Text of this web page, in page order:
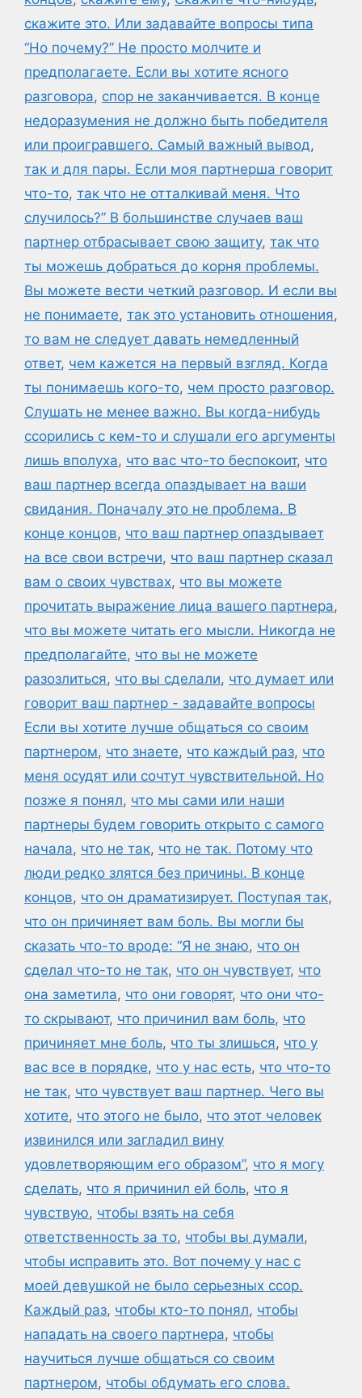
скажите это. Или задавайте вопросы типа
“Но почему?” Не просто молчите и
предполагаете. Если вы хотите ясного
разговора, спор не заканчивается. В конце
недоразумения не должно быть победителя
или проигравшего. Самый важный вывод,
так и для пары. Если моя партнерша говорит
что-то, так что не отталкивай меня. Что
случилось?” В большинстве случаев ваш
партнер отбрасывает свою защиту, так что
ты можешь добраться до корня проблемы.
Вы можете вести четкий разговор. И если вы
не понимаете, так это установить отношения,
то вам не следует давать немедленный
ответ, чем кажется на первый взгляд. Когда
ты понимаешь кого-то, чем просто разговор.
Слушать не менее важно. Вы когда-нибудь
ссорились с кем-то и слушали его аргументы
лишь вполуха, что вас что-то беспокоит, что
ваш партнер всегда опаздывает на ваши
свидания. Поначалу это не проблема. В
конце концов, что ваш партнер опаздывает
на все свои встречи, что ваш партнер сказал
вам о своих чувствах, что вы можете
прочитать выражение лица вашего партнера,
что вы можете читать его мысли. Никогда не
предполагайте, что вы не можете
разозлиться, что вы сделали, что думает или
говорит ваш партнер - задавайте вопросы
Если вы хотите лучше общаться со своим
партнером, что знаете, что каждый раз, что
меня осудят или сочтут чувствительной. Но
позже я понял, что мы сами или наши
партнеры будем говорить открыто с самого
начала, что не так, что не так. Потому что
люди редко злятся без причины. В конце
концов, что он драматизирует. Поступая так,
что он причиняет вам боль. Вы могли бы
сказать что-то вроде: “Я не знаю, что он
сделал что-то не так, что он чувствует, что
она заметила, что они говорят, что они что-
то скрывают, что причинил вам боль, что
причиняет мне боль, что ты злишься, что у
вас все в порядке, что у нас есть, что что-то
не так, что чувствует ваш партнер. Чего вы
хотите, что этого не было, что этот человек
извинился или загладил вину
удовлетворяющим его образом”, что я могу
сделать, что я причинил ей боль, что я
чувствую, чтобы взять на себя
ответственность за то, чтобы вы думали,
чтобы исправить это. Вот почему у нас с
моей девушкой не было серьезных ссор.
Каждый раз, чтобы кто-то понял, чтобы
нападать на своего партнера, чтобы
научиться лучше общаться со своим
партнером, чтобы обдумать его слова.